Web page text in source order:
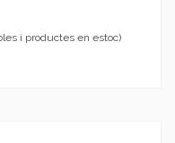
i productes en estoc)